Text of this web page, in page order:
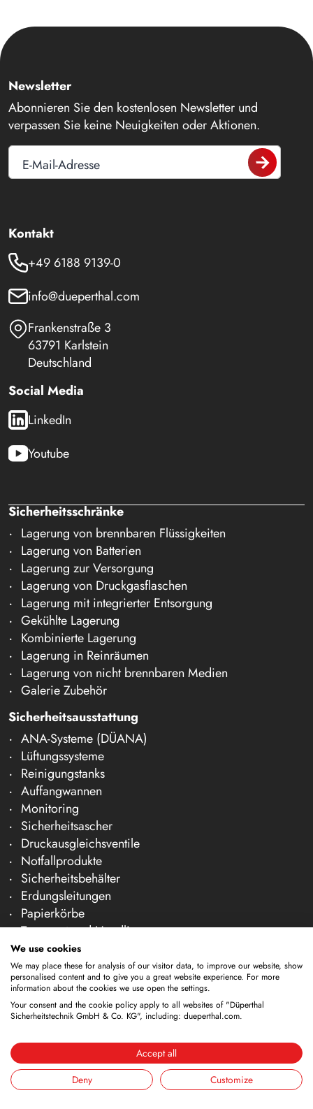
Newsletter
Abonnieren Sie den kostenlosen Newsletter und
verpassen Sie keine Neuigkeiten oder Aktionen.
E-Mail-Adresse
Kontakt
+49 6188 9139-0
info@dueperthal.com
Frankenstraße 3
63791 Karlstein
Deutschland
Social Media
LinkedIn
Youtube
Sicherheitsschränke
Lagerung von brennbaren Flüssigkeiten
Lagerung von Batterien
Lagerung zur Versorgung
Lagerung von Druckgasflaschen
Lagerung mit integrierter Entsorgung
Gekühlte Lagerung
Kombinierte Lagerung
Lagerung in Reinräumen
Lagerung von nicht brennbaren Medien
Galerie Zubehör
Sicherheitsausstattung
ANA-Systeme (DÜANA)
Lüftungssysteme
Reinigungstanks
Auffangwannen
Monitoring
Sicherheitsascher
Druckausgleichsventile
Notfallprodukte
Sicherheitsbehälter
Erdungsleitungen
Papierkörbe
Transport und Handling
Gasflaschen-Außenlagerung
Pumpen
Trichter
Lagercontainer
Reinigungsgefäße
Unternehmen
Über uns
We use cookies
We may place these for analysis of our visitor data, to improve our website, show
personalised content and to give you a great website experience. For more
information about the cookies we use open the settings.
Your consent and the cookie policy apply to all websites of "Düperthal
Sicherheitstechnik GmbH & Co. KG", including: dueperthal.com.
Accept all
Deny
Customize